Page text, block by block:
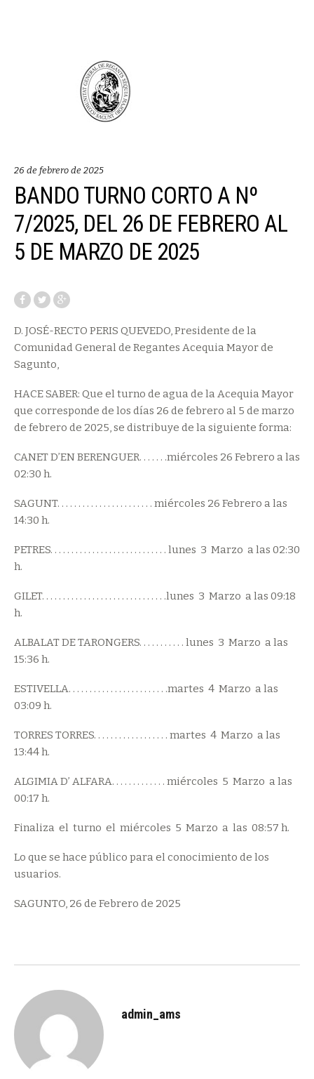
26 de febrero de 2025
BANDO TURNO CORTO A Nº
7/2025, DEL 26 DE FEBRERO AL
5 DE MARZO DE 2025
D. JOSÉ-RECTO PERIS QUEVEDO, Presidente de la
Comunidad General de Regantes Acequia Mayor de
Sagunto,
HACE SABER: Que el turno de agua de la Acequia Mayor
que corresponde de los días 26 de febrero al 5 de marzo
de febrero de 2025, se distribuye de la siguiente forma:
CANET D’EN BERENGUER. . . . . . .miércoles 26 Febrero a las
02:30 h.
SAGUNT. . . . . . . . . . . . . . . . . . . . . . . miércoles 26 Febrero a las
14:30 h.
PETRES. . . . . . . . . . . . . . . . . . . . . . . . . . . . lunes 3 Marzo a las 02:30
h.
GILET. . . . . . . . . . . . . . . . . . . . . . . . . . . . . .lunes 3 Marzo a las 09:18
h.
ALBALAT DE TARONGERS. . . . . . . . . . . lunes 3 Marzo a las
15:36 h.
ESTIVELLA. . . . . . . . . . . . . . . . . . . . . . . .martes 4 Marzo a las
03:09 h.
TORRES TORRES. . . . . . . . . . . . . . . . . . martes 4 Marzo a las
13:44 h.
ALGIMIA D’ ALFARA. . . . . . . . . . . . . miércoles 5 Marzo a las
00:17 h.
Finaliza el turno el miércoles 5 Marzo a las 08:57 h.
Lo que se hace público para el conocimiento de los
usuarios.
SAGUNTO, 26 de Febrero de 2025
admin_ams